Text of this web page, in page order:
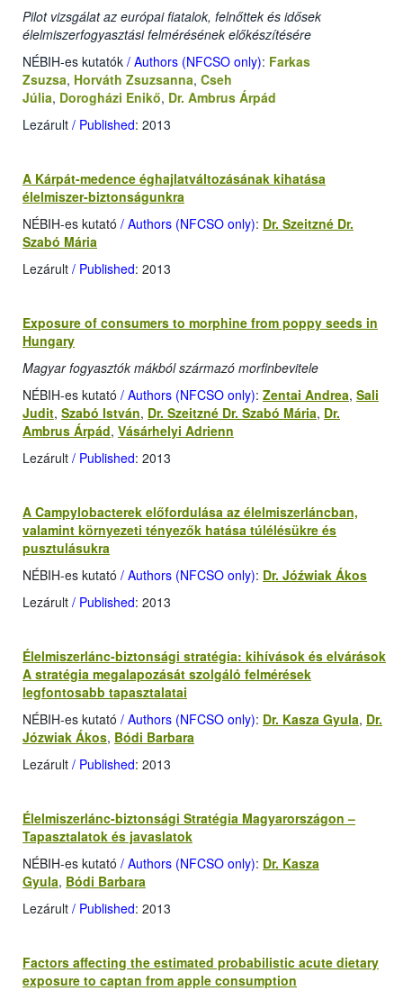
Pilot vizsgálat az európai fiatalok, felnőttek és idősek
élelmiszerfogyasztási felmérésének előkészítésére
NÉBIH-es kutatók / Authors (NFCSO only): Farkas
Zsuzsa, Horváth Zsuzsanna, Cseh
Júlia, Dorogházi Enikő, Dr. Ambrus Árpád
Lezárult / Published: 2013
A Kárpát-medence éghajlatváltozásának kihatása
élelmiszer-biztonságunkra
NÉBIH-es kutató / Authors (NFCSO only): Dr. Szeitzné Dr.
Szabó Mária
Lezárult / Published: 2013
Exposure of consumers to morphine from poppy seeds in
Hungary
Magyar fogyasztók mákból származó morfinbevitele
NÉBIH-es kutató / Authors (NFCSO only): Zentai Andrea, Sali
Judit, Szabó István, Dr. Szeitzné Dr. Szabó Mária, Dr.
Ambrus Árpád, Vásárhelyi Adrienn
Lezárult / Published: 2013
A Campylobacterek előfordulása az élelmiszerláncban,
valamint környezeti tényezők hatása túlélésükre és
pusztulásukra
NÉBIH-es kutató / Authors (NFCSO only): Dr. Jóźwiak Ákos
Lezárult / Published: 2013
Élelmiszerlánc-biztonsági stratégia: kihívások és elvárások
A stratégia megalapozását szolgáló felmérések
legfontosabb tapasztalatai
NÉBIH-es kutató / Authors (NFCSO only): Dr. Kasza Gyula, Dr.
Józwiak Ákos, Bódi Barbara
Lezárult / Published: 2013
Élelmiszerlánc-biztonsági Stratégia Magyarországon –
Tapasztalatok és javaslatok
NÉBIH-es kutató / Authors (NFCSO only): Dr. Kasza
Gyula, Bódi Barbara
Lezárult / Published: 2013
Factors affecting the estimated probabilistic acute dietary
exposure to captan from apple consumption